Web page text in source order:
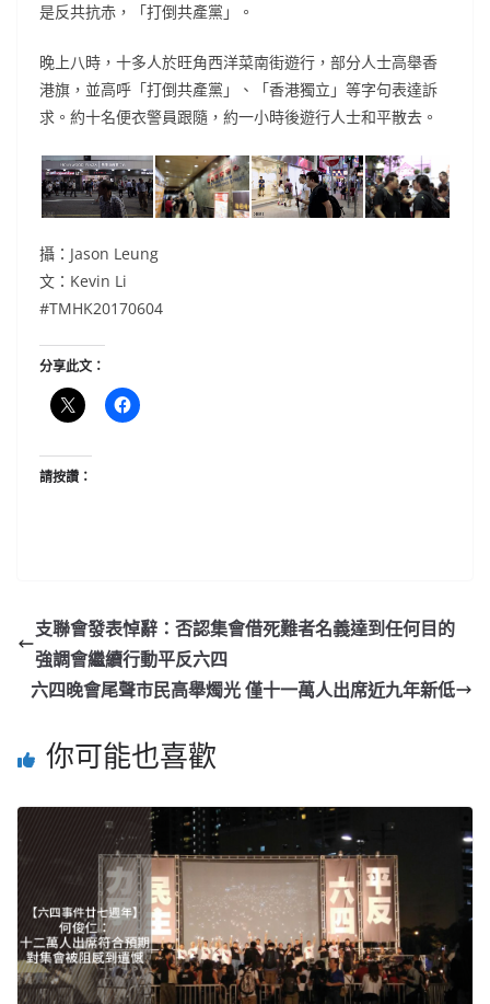
是反共抗赤，「打倒共產黨」。
晚上八時，十多人於旺角西洋菜南街遊行，部分人士高舉香
港旗，並高呼「打倒共產黨」、「香港獨立」等字句表達訴
求。約十名便衣警員跟隨，約一小時後遊行人士和平散去。
攝：Jason Leung
文：Kevin Li
#TMHK20170604
分享此文：
請按讚：
支聯會發表悼辭：否認集會借死難者名義達到任何目的
強調會繼續行動平反六四
六四晚會尾聲市民高舉燭光 僅十一萬人出席近九年新低
你可能也喜歡